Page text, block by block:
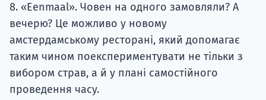
8. «Eenmaal». Човен на одного замовляли? А
вечерю? Це можливо у новому
амстердамському ресторані, який допомагає
таким чином поекспериментувати не тільки з
вибором страв, а й у плані самостійного
проведення часу.